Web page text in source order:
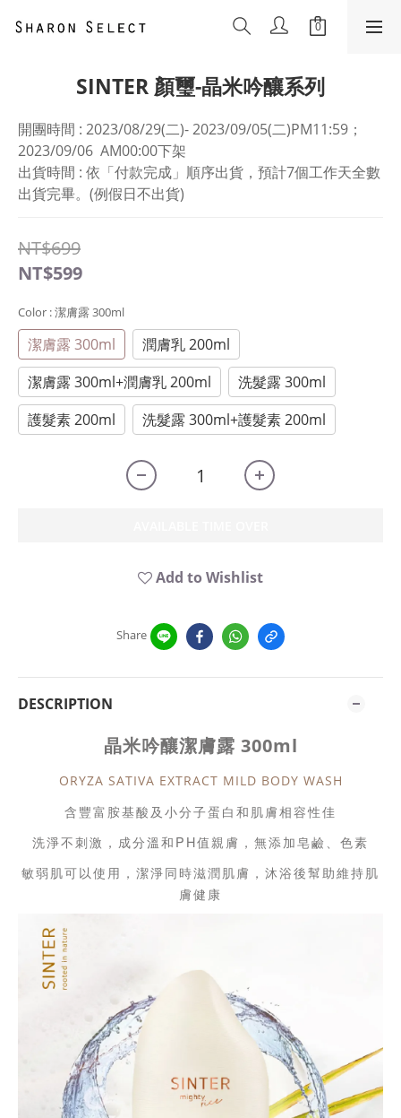
SINTER 顏璽-晶米吟釀系列
開團時間 : 2023/08/29(二)- 2023/09/05(二)PM11:59；
2023/09/06  AM00:00下架
出貨時間 : 依「付款完成」順序出貨，預計7個工作天全數
出貨完畢。(例假日不出貨)
NT$699
NT$599
Color : 潔膚露 300ml
潔膚露 300ml
潤膚乳 200ml
潔膚露 300ml+潤膚乳 200ml
洗髮露 300ml
護髮素 200ml
洗髮露 300ml+護髮素 200ml
Add to Wishlist
Share
DESCRIPTION
晶米吟釀潔膚露 300ml
ORYZA SATIVA EXTRACT MILD BODY WASH
含豐富胺基酸及小分子蛋白和肌膚相容性佳
洗淨不刺激，成分溫和PH值親膚，無添加皂鹼、色素
敏弱肌可以使用，潔淨同時滋潤肌膚，沐浴後幫助維持肌
膚健康